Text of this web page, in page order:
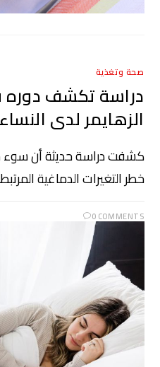
صحة وتغذية
دراسة تكشف دوره
الزهايمر لدى النساء
كشفت دراسة حديثة أن سوء
خطر التغيرات الدماغية
0 COMMENTS